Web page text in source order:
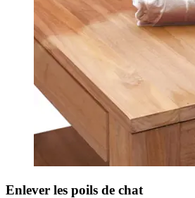
Enlever les poils de chat